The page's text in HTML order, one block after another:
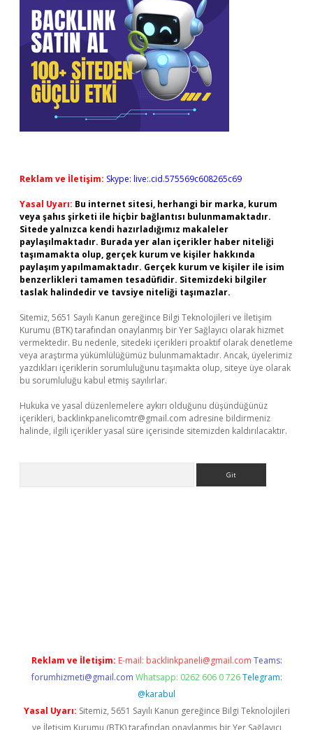
Reklam ve İletişim: Skype: live:.cid.575569c608265c69
Yasal Uyarı: Bu internet sitesi, herhangi bir marka, kurum
veya şahıs şirketi ile hiçbir bağlantısı bulunmamaktadır.
Sitede yalnızca kendi hazırladığımız makaleler
paylaşılmaktadır. Burada yer alan içerikler haber niteliği
taşımamakta olup, gerçek kurum ve kişiler hakkında
paylaşım yapılmamaktadır. Gerçek kurum ve kişiler ile isim
benzerlikleri tamamen tesadüfidir. Sitemizdeki bilgiler
taslak halindedir ve tavsiye niteliği taşımazlar.
Sitemiz, 5651 Sayılı Kanun gereğince Bilgi Teknolojileri ve İletişim
Kurumu (BTK) tarafından onaylanmış bir Yer Sağlayıcı olarak hizmet
vermektedir. Bu nedenle, sitedeki içerikleri proaktif olarak denetleme
veya araştırma yükümlülüğümüz bulunmamaktadır. Ancak, üyelerimiz
yazdıkları içeriklerin sorumluluğunu taşımakta olup, siteye üye olarak
bu sorumluluğu kabul etmiş sayılırlar.
Hukuka ve yasal düzenlemelere aykırı olduğunu düşündüğünüz
içerikleri, backlinkpanelicomtr@gmail.com adresine bildirmeniz
halinde, ilgili içerikler yasal süre içerisinde sitemizden kaldırılacaktır.
Reklam ve İletişim: E-mail: backlinkpaneli@gmail.com Teams:
forumhizmeti@gmail.com Whatsapp: 0262 606 0 726 Telegram:
@karabul
Yasal Uyarı: Sitemiz, 5651 Sayılı Kanun gereğince Bilgi Teknolojileri
ve İletişim Kurumu (BTK) tarafından onaylanmış bir Yer Sağlayıcı